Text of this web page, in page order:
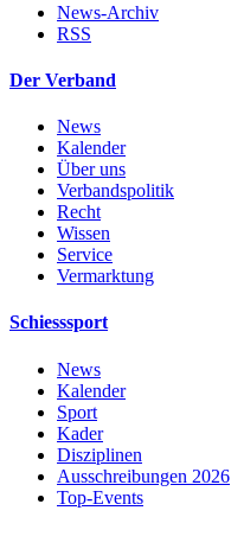
News-Archiv
RSS
Der Verband
News
Kalender
Über uns
Verbandspolitik
Recht
Wissen
Service
Vermarktung
Schiesssport
News
Kalender
Sport
Kader
Disziplinen
Ausschreibungen 2026
Top-Events